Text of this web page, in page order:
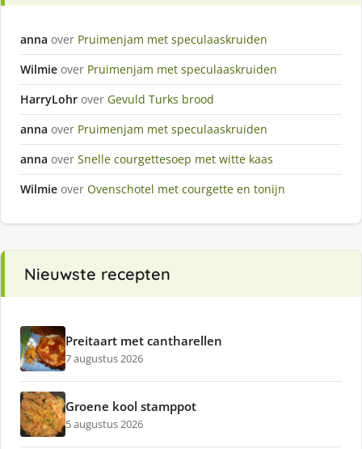
anna over Pruimenjam met speculaaskruiden
Wilmie over Pruimenjam met speculaaskruiden
HarryLohr over Gevuld Turks brood
anna over Pruimenjam met speculaaskruiden
anna over Snelle courgettesoep met witte kaas
Wilmie over Ovenschotel met courgette en tonijn
Nieuwste recepten
Preitaart met cantharellen
7 augustus 2026
Groene kool stamppot
5 augustus 2026